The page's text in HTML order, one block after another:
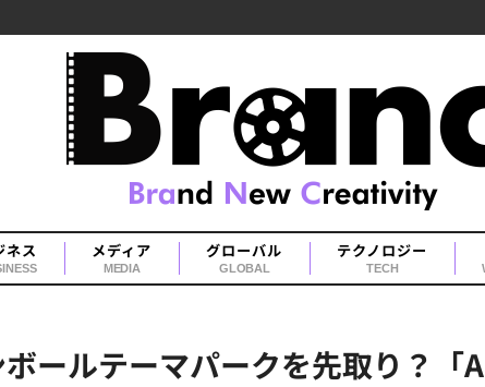
ネス メディア
MEDIA
グローバル
GLOBAL
テクノロジー
TECH
ボールテーマパークを先取り？